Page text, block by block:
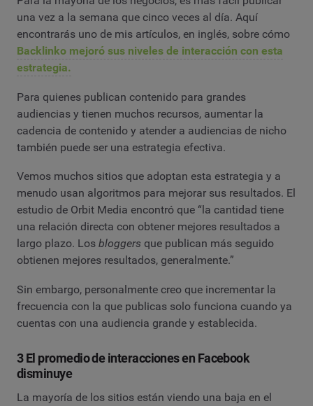
una vez a la semana que cinco veces al día. Aquí
encontrarás uno de mis artículos, en inglés, sobre cómo
Backlinko mejoró sus niveles de interacción con esta
estrategia.
Para quienes publican contenido para grandes
audiencias y tienen muchos recursos, aumentar la
cadencia de contenido y atender a audiencias de nicho
también puede ser una estrategia efectiva.
Vemos muchos sitios que adoptan esta estrategia y a
menudo usan algoritmos para mejorar sus resultados. El
estudio de Orbit Media encontró que “la cantidad tiene
una relación directa con obtener mejores resultados a
largo plazo. Los bloggers que publican más seguido
obtienen mejores resultados, generalmente.”
Sin embargo, personalmente creo que incrementar la
frecuencia con la que publicas solo funciona cuando ya
cuentas con una audiencia grande y establecida.
3 El promedio de interacciones en Facebook
disminuye
La mayoría de los sitios están viendo una baja en el